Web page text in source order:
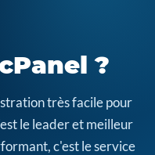
?
très facile pour
le leader et meilleur
c'est le service